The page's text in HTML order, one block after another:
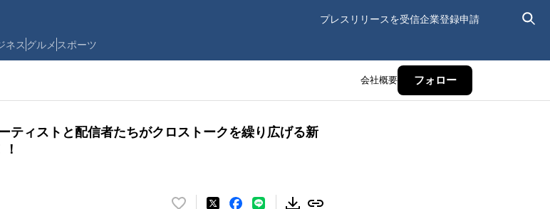
プレスリリースを受信企業登録申請
ネス グルメ スポーツ
会社概要 フォロー
ティストと配信者たちがクロストークを繰り広げる新